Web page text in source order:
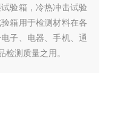
验箱，冷热冲击试验
箱用于检测材料在各
子、电器、手机、通
测质量之用。